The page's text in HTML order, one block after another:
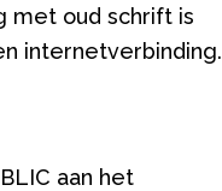
met oud schrift is
internetverbinding.
aan het